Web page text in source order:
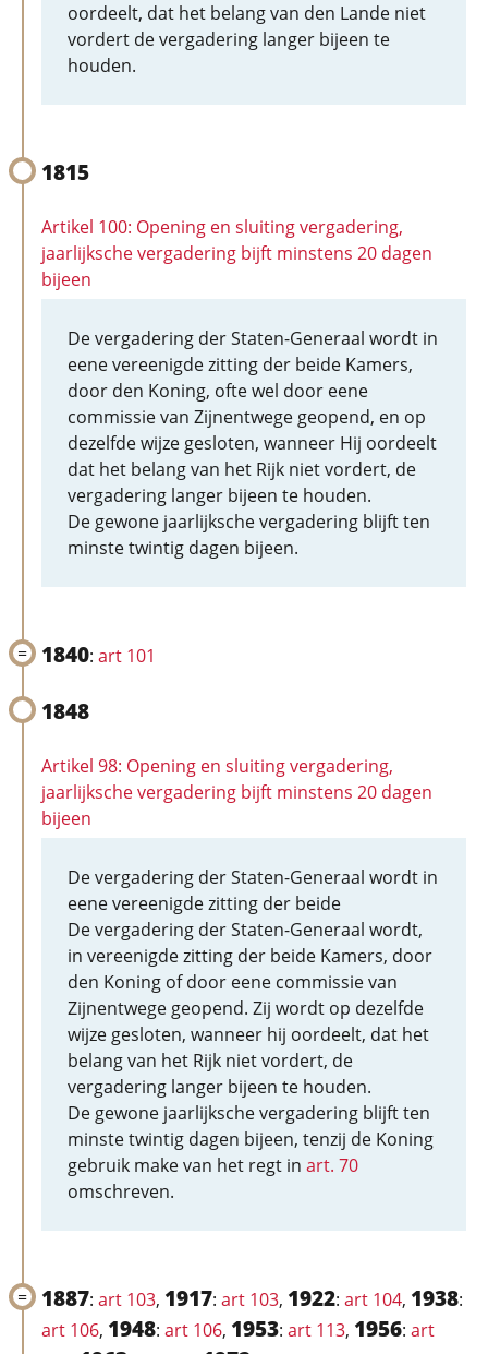
oordeelt, dat het belang van den Lande niet
vordert de vergadering langer bijeen te
houden.
1815
Artikel 100: Opening en sluiting vergadering,
jaarlijksche vergadering bijft minstens 20 dagen
bijeen
De vergadering der Staten-Generaal wordt in
eene vereenigde zitting der beide Kamers,
door den Koning, ofte wel door eene
commissie van Zijnentwege geopend, en op
dezelfde wijze gesloten, wanneer Hij oordeelt
dat het belang van het Rijk niet vordert, de
vergadering langer bijeen te houden.
De gewone jaarlijksche vergadering blijft ten
minste twintig dagen bijeen.
1840: art 101
1848
Artikel 98: Opening en sluiting vergadering,
jaarlijksche vergadering bijft minstens 20 dagen
bijeen
De vergadering der Staten-Generaal wordt in
eene vereenigde zitting der beide
De vergadering der Staten-Generaal wordt,
in vereenigde zitting der beide Kamers, door
den Koning of door eene commissie van
Zijnentwege geopend. Zij wordt op dezelfde
wijze gesloten, wanneer hij oordeelt, dat het
belang van het Rijk niet vordert, de
vergadering langer bijeen te houden.
De gewone jaarlijksche vergadering blijft ten
minste twintig dagen bijeen, tenzij de Koning
gebruik make van het regt in art. 70
omschreven.
1887: art 103, 1917: art 103, 1922: art 104, 1938:
art 106, 1948: art 106, 1953: art 113, 1956: art